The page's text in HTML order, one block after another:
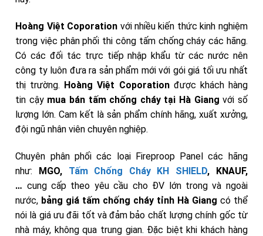
Hoàng Việt Coporation với nhiều kiến thức kinh nghiệm
trong việc phân phối thi công tấm chống cháy các hãng.
Có các đối tác trực tiếp nhập khẩu từ các nước nên
công ty luôn đưa ra sản phẩm mới với gói giá tối ưu nhất
thị trường. Hoàng Việt Coporationđược khách hàng
tin cậy mua bán tấm chống cháy tại Hà Giang với số
lượng lớn. Cam kết là sản phẩm chính hãng, xuất xưởng,
đội ngũ nhân viên chuyên nghiệp.
Chuyên phân phối các loại Fireproop Panel các hãng
như: MGO, Tấm Chống Cháy KH SHIELD, KNAUF,
… cung cấp theo yêu cầu cho ĐV lớn trong và ngoài
nước, bảng giá tấm chống cháy tỉnh Hà Giang có thể
nói là giá ưu đãi tốt và đảm bảo chất lượng chính gốc từ
nhà máy, không qua trung gian. Đặc biệt khi khách hàng